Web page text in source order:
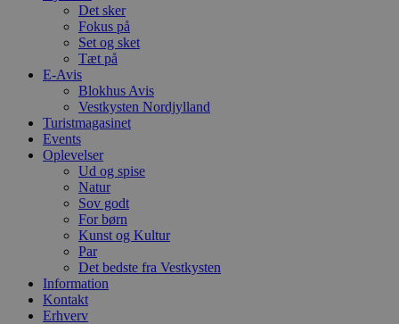
Det sker
Fokus på
Set og sket
Tæt på
E-Avis
Blokhus Avis
Vestkysten Nordjylland
Turistmagasinet
Events
Oplevelser
Ud og spise
Natur
Sov godt
For børn
Kunst og Kultur
Par
Det bedste fra Vestkysten
Information
Kontakt
Erhverv